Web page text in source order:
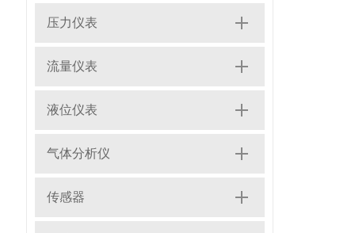
压力仪表
流量仪表
液位仪表
气体分析仪
传感器